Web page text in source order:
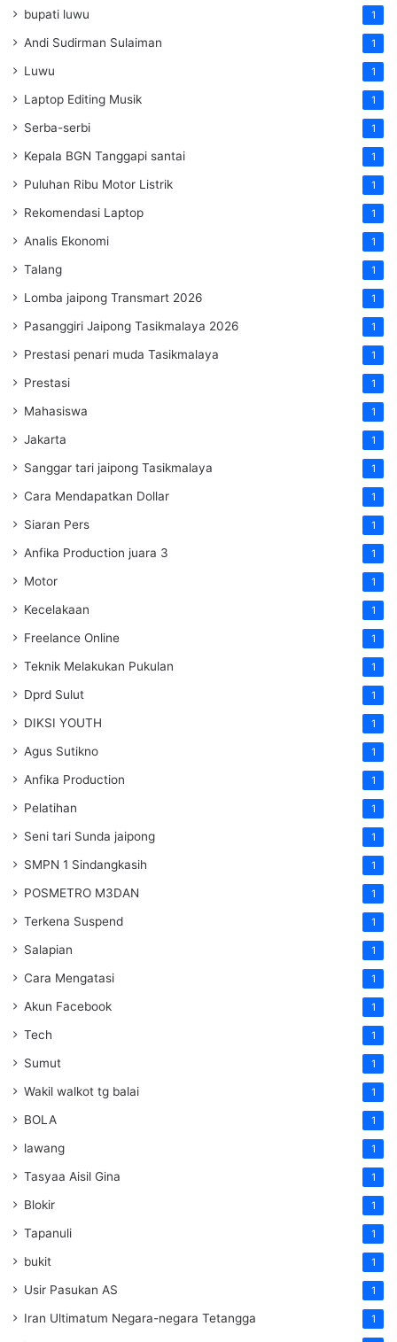
bupati luwu 1
Andi Sudirman Sulaiman 1
Luwu 1
Laptop Editing Musik 1
Serba-serbi 1
Kepala BGN Tanggapi santai 1
Puluhan Ribu Motor Listrik 1
Rekomendasi Laptop 1
Analis Ekonomi 1
Talang 1
Lomba jaipong Transmart 2026 1
Pasanggiri Jaipong Tasikmalaya 2026 1
Prestasi penari muda Tasikmalaya 1
Prestasi 1
Mahasiswa 1
Jakarta 1
Sanggar tari jaipong Tasikmalaya 1
Cara Mendapatkan Dollar 1
Siaran Pers 1
Anfika Production juara 3 1
Motor 1
Kecelakaan 1
Freelance Online 1
Teknik Melakukan Pukulan 1
Dprd Sulut 1
DIKSI YOUTH 1
Agus Sutikno 1
Anfika Production 1
Pelatihan 1
Seni tari Sunda jaipong 1
SMPN 1 Sindangkasih 1
POSMETRO M3DAN 1
Terkena Suspend 1
Salapian 1
Cara Mengatasi 1
Akun Facebook 1
Tech 1
Sumut 1
Wakil walkot tg balai 1
BOLA 1
lawang 1
Tasyaa Aisil Gina 1
Blokir 1
Tapanuli 1
bukit 1
Usir Pasukan AS 1
Iran Ultimatum Negara-negara Tetangga 1